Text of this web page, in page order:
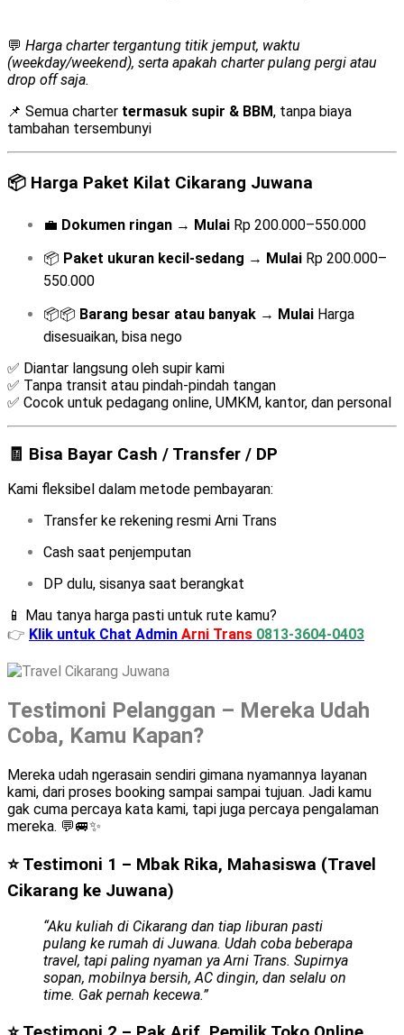
💬 Harga charter tergantung titik jemput, waktu
(weekday/weekend), serta apakah charter pulang pergi atau
drop off saja.
📌 Semua charter termasuk supir & BBM, tanpa biaya
tambahan tersembunyi
📦 Harga Paket Kilat Cikarang Juwana
💼 Dokumen ringan → Mulai Rp 200.000–550.000
📦 Paket ukuran kecil-sedang → Mulai Rp 200.000–
550.000
📦📦 Barang besar atau banyak → Mulai Harga
disesuaikan, bisa nego
✅ Diantar langsung oleh supir kami
✅ Tanpa transit atau pindah-pindah tangan
✅ Cocok untuk pedagang online, UMKM, kantor, dan personal
🧾 Bisa Bayar Cash / Transfer / DP
Kami fleksibel dalam metode pembayaran:
Transfer ke rekening resmi Arni Trans
Cash saat penjemputan
DP dulu, sisanya saat berangkat
📱 Mau tanya harga pasti untuk rute kamu?
👉 Klik untuk Chat Admin Arni Trans 0813-3604-0403
Testimoni Pelanggan – Mereka Udah
Coba, Kamu Kapan?
Mereka udah ngerasain sendiri gimana nyamannya layanan
kami, dari proses booking sampai sampai tujuan. Jadi kamu
gak cuma percaya kata kami, tapi juga percaya pengalaman
mereka. 💬🚐✨
⭐ Testimoni 1 – Mbak Rika, Mahasiswa (Travel
Cikarang ke Juwana)
“Aku kuliah di Cikarang dan tiap liburan pasti
pulang ke rumah di Juwana. Udah coba beberapa
travel, tapi paling nyaman ya Arni Trans. Supirnya
sopan, mobilnya bersih, AC dingin, dan selalu on
time. Gak pernah kecewa.”